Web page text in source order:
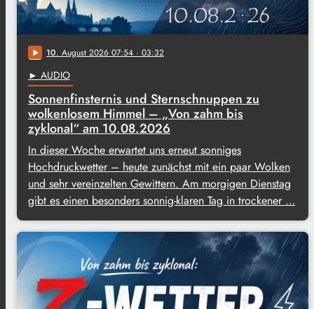
play_arrow 10. August 2026 07:54 · 03:32
► AUDIO
Sonnenfinsternis und Sternschnuppen zu
wolkenlosem Himmel – „Von zahm bis
zyklonal“ am 10.08.2026
In dieser Woche erwartet uns erneut sonniges
Hochdruckwetter – heute zunächst mit ein paar Wolken
und sehr vereinzelten Gewittern. Am morgigen Dienstag
gibt es einen besonders sonnig-klaren Tag in trockener …